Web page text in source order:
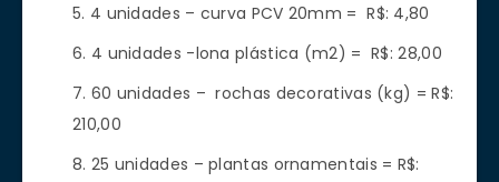
4 unidades – curva PCV 20mm = R$: 4,80
4 unidades -lona plástica (m2) = R$: 28,00
60 unidades – rochas decorativas (kg) = R$:
210,00
25 unidades – plantas ornamentais = R$: